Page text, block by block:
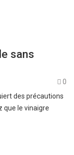
sans
0
des précautions
que le vinaigre